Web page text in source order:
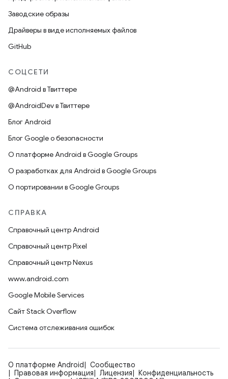
Заводские образы
Драйверы в виде исполняемых файлов
GitHub
СОЦСЕТИ
@Android в Твиттере
@AndroidDev в Твиттере
Блог Android
Блог Google о безопасности
О платформе Android в Google Groups
О разработках для Android в Google Groups
О портировании в Google Groups
СПРАВКА
Справочный центр Android
Справочный центр Pixel
Справочный центр Nexus
www.android.com
Google Mobile Services
Сайт Stack Overflow
Система отслеживания ошибок
О платформе Android
Сообщество
Правовая информация
Лицензия
Конфиденциальность